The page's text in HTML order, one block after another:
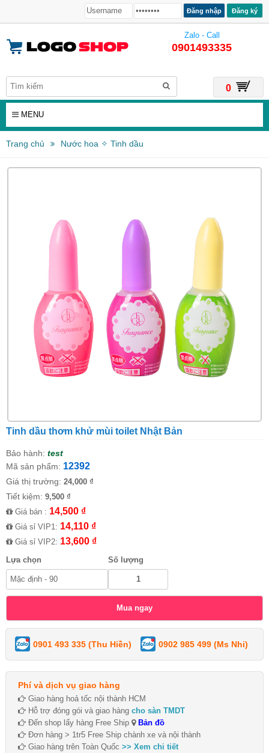
Đăng ký
Zalo - Call
0901493335
0
MENU
Trang chủ Nước hoa ✧ Tinh dầu
Tinh dầu thơm khử mùi toilet Nhật Bản
Bảo hành: test
Mã sản phẩm: 12392
Giá thị trường: 24,000 ₫
Tiết kiệm: 9,500 ₫
Giá bán : 14,500 ₫
Giá sỉ VIP1: 14,110 ₫
Giá sỉ VIP2: 13,600 ₫
Lựa chọn Số lượng
0901 493 335 (Thu Hiền) 0902 985 499 (Ms Nhi)
Phí và dịch vụ giao hàng
Giao hàng hoả tốc nội thành HCM
Hỗ trợ đóng gói và giao hàng cho sàn TMDT
Đến shop lấy hàng Free Ship
Bản đồ
Đơn hàng > 1tr5 Free Ship chành xe và nội thành
Giao hàng trên Toàn Quốc >> Xem chi tiết